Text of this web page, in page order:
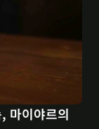
마이야르의